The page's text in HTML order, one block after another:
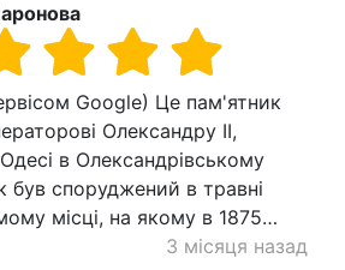
Google) Це пам'ятник
Олександру II,
в Олександрівському
був споруджений в травні
місці, на якому в 1875…
3 місяця назад